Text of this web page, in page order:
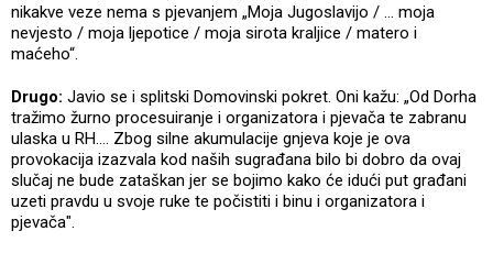
nikakve veze nema s pjevanjem „Moja Jugoslavijo / … moja
nevjesto / moja ljepotice / moja sirota kraljice / matero i
maćeho“.
Drugo: Javio se i splitski Domovinski pokret. Oni kažu: „Od Dorha
tražimo žurno procesuiranje i organizatora i pjevača te zabranu
ulaska u RH…. Zbog silne akumulacije gnjeva koje je ova
provokacija izazvala kod naših sugrađana bilo bi dobro da ovaj
slučaj ne bude zataškan jer se bojimo kako će idući put građani
uzeti pravdu u svoje ruke te počistiti i binu i organizatora i
pjevača".